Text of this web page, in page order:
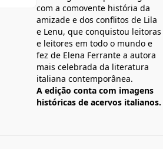
com a comovente história da
amizade e dos conflitos de Lila
e Lenu, que conquistou leitoras
e leitores em todo o mundo e
fez de Elena Ferrante a autora
mais celebrada da literatura
italiana contemporânea.
A edição conta com imagens
históricas de acervos italianos.